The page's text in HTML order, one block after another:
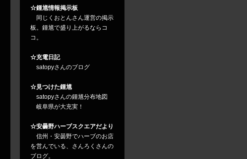
☆鍾馗情報掲示板
同じくおとんさん運営の掲示
板。鍾馗で盛り上がるならコ
コ。
☆充電日記
satopyさんのブログ
☆見つけた鍾馗
satopyさんの鍾馗分布地図
岐阜県が大充実！
☆安曇野ハーブスクエアだより
信州・安曇野でハーブのお店
を営んでいる、さんろくさんの
ブログ。